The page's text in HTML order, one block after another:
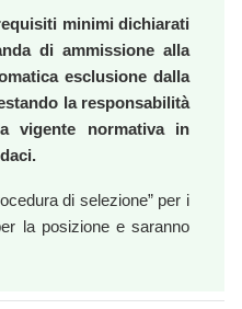
minimi dichiarati
di ammissione alla
esclusione dalla
la responsabilità
vigente normativa in
di selezione” per i
la posizione e saranno